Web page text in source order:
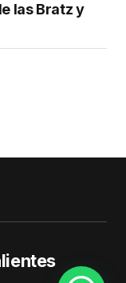
las Bratz y